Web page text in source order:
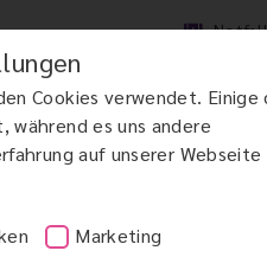
Cookies verwendet. Einige
während es uns andere
auf unserer Webseite
Marketing
AMD